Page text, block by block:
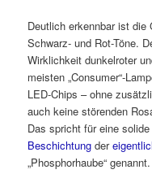
Deutlich erkennbar ist die
Schwarz- und Rot-Töne.
Wirklichkeit dunkelroter
meisten „Consumer“-
LED-Chips – ohne
auch keine störenden
Das spricht für eine solide
Beschichtung der
„Phosphorhaube“ genannt.